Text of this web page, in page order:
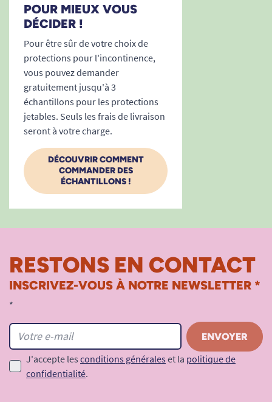
lors d’une activité sportive.
possibilité d’essayer gratuitement avant
d’acheter pour être certaine de faire le bon
choix.
Faites le choix de la tranquillité et de la féminité
assumée, avec une protection recommandée par
des millions de femmes à travers l’Europe.
Technique de pose
complémentaires ? Parcourez notre guide
détaillé pour mieux choisir votre protection
urinaire féminine, ou découvrez toute notre
adaptée à vos attentes.
Voir tous les produits Tena.
Voir tous les produits pour m'aider à gérer mes
POUR MIEUX VOUS
DÉCIDER !
Pour être sûr de votre choix de
protections pour l'incontinence,
vous pouvez demander
gratuitement jusqu'à 3
échantillons pour les protections
jetables. Seuls les frais de livraison
seront à votre charge.
DÉCOUVRIR COMMENT
COMMANDER DES
ÉCHANTILLONS !
RESTONS EN CONTACT
INSCRIVEZ-VOUS À NOTRE NEWSLETTER *
*
J'accepte les conditions générales et la politique de
confidentialité.